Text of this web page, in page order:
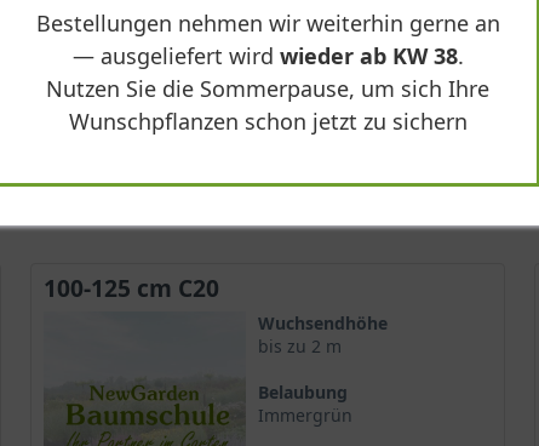
Lieferbar
74,90 €
100-125 cm C20
Wuchsendhöhe
bis zu 2 m
Belaubung
Immergrün
Bestellungen nehmen wir weiterhin gerne an
— ausgeliefert wird wieder ab KW 38.
Nutzen Sie die Sommerpause, um sich Ihre
Wunschpflanzen schon jetzt zu sichern